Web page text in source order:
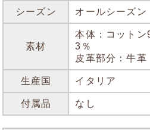
シーズン オールシーズン
素材
本体：コット
3％
皮革部分：牛革
生産国 イタリア
付属品 なし